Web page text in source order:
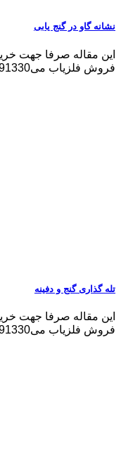
نشانه گاو در گنج یابی
این مقاله صرفا جهت
فروش فلزیاب می09102191330
تله گذاری گنج و دفینه
این مقاله صرفا جهت
فروش فلزیاب می09102191330